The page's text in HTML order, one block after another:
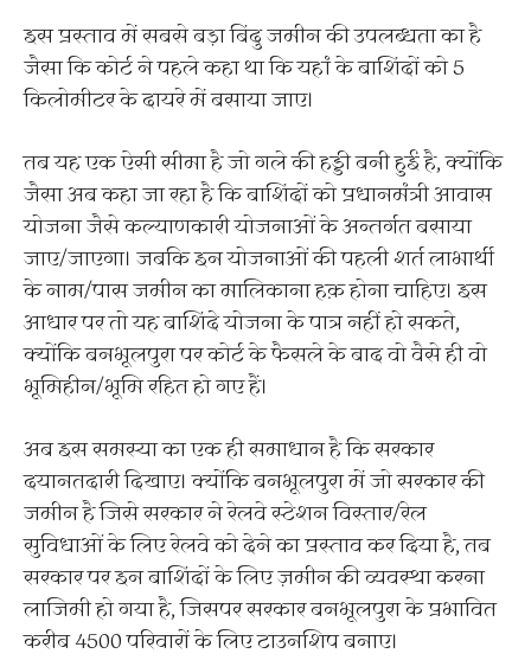
इस प्रस्ताव में सबसे बड़ा बिंदु जमीन की उपलब्धता का है
जैसा कि कोर्ट ने पहले कहा था कि यहां के बाशिंदों को 5
किलोमीटर के दायरे में बसाया जाए।
तब यह एक ऐसी सीमा है जो गले की हड्डी बनी हुई है, क्योंकि
जैसा अब कहा जा रहा है कि बाशिंदों को प्रधानमंत्री आवास
योजना जैसे कल्याणकारी योजनाओं के अन्तर्गत बसाया
जाए/जाएगा। जबकि इन योजनाओं की पहली शर्त लाभार्थी
के नाम/पास जमीन का मालिकाना हक़ होना चाहिए। इस
आधार पर तो यह बाशिंदे योजना के पात्र नहीं हो सकते,
क्योंकि बनभूलपुरा पर कोर्ट के फैसले के बाद वो वैसे ही वो
भूमिहीन/भूमि रहित हो गए हैं।
अब इस समस्या का एक ही समाधान है कि सरकार
दयानतदारी दिखाए। क्योंकि बनभूलपुरा में जो सरकार की
जमीन है जिसे सरकार ने रेलवे स्टेशन विस्तार/रेल
सुविधाओं के लिए रेलवे को देने का प्रस्ताव कर दिया है, तब
सरकार पर इन बाशिंदों के लिए ज़मीन की व्यवस्था करना
लाजिमी हो गया है, जिसपर सरकार बनभूलपुरा के प्रभावित
करीब 4500 परिवारों के लिए टाउनशिप बनाए।